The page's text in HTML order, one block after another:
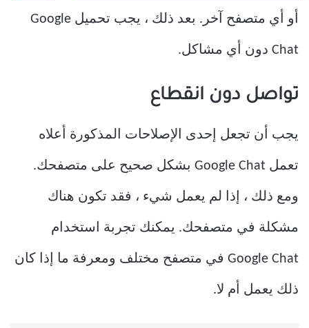
أو أي متصفح آخر. بعد ذلك ، يجب تحميل Google
Chat دون أي مشاكل.
تواصل دون انقطاع
يجب أن تجعل إحدى الإصلاحات المذكورة أعلاه
تعمل Google Chat بشكل صحيح على متصفحك.
ومع ذلك ، إذا لم يعمل شيء ، فقد تكون هناك
مشكلة في متصفحك. يمكنك تجربة استخدام
Google Chat في متصفح مختلف ومعرفة ما إذا كان
ذلك يعمل أم لا.